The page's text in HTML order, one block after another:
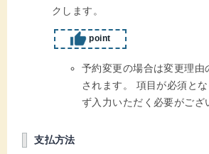
クします。
point
予約変更の場合は変更理由
されます。 項目が必須と
ず入力いただく必要がござ
支払方法